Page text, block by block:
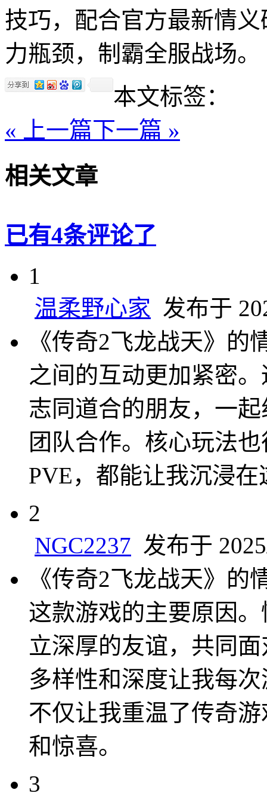
技巧，配合官方最新情
力瓶颈，制霸全服战场。
本文标签：
« 上一篇下一篇 »
相关文章
已有4条评论了
1
温柔野心家 发布于
《传奇2飞龙战天》
之间的互动更加紧密
志同道合的朋友，一
团队合作。核心玩法
PVE，都能让我沉浸
2
NGC2237 发布于
《传奇2飞龙战天》
这款游戏的主要原因
立深厚的友谊，共同
多样性和深度让我每
不仅让我重温了传奇
和惊喜。
3